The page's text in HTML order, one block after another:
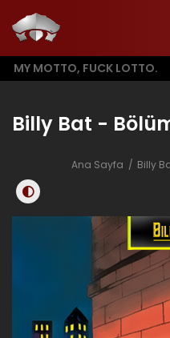
MY MOTTO, FUCK LOTTO.
Billy Bat -
Ana Sayfa Billy